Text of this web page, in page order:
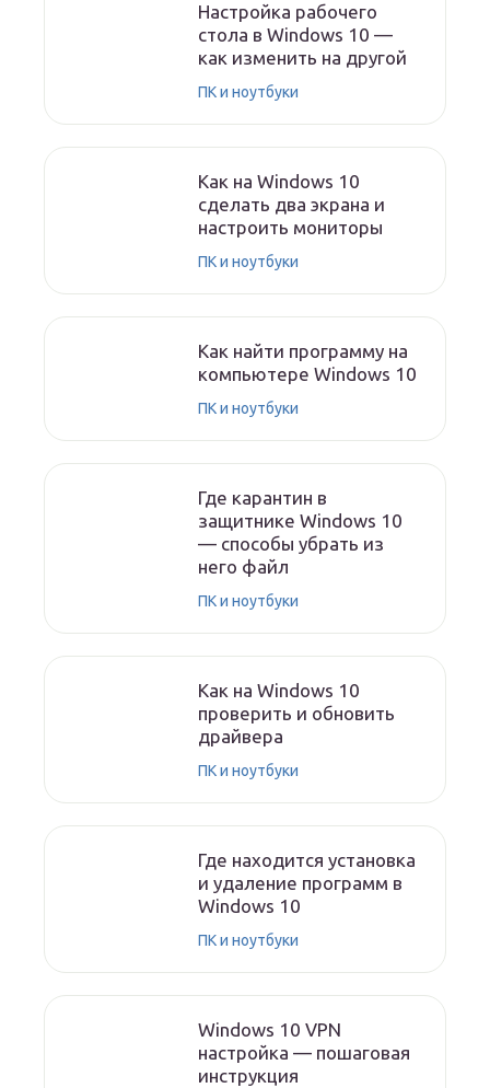
Настройка рабочего
стола в Windows 10 —
как изменить на другой
ПК и ноутбуки
Как на Windows 10
сделать два экрана и
настроить мониторы
ПК и ноутбуки
Как найти программу на
компьютере Windows 10
ПК и ноутбуки
Где карантин в
защитнике Windows 10
— способы убрать из
него файл
ПК и ноутбуки
Как на Windows 10
проверить и обновить
драйвера
ПК и ноутбуки
Где находится установка
и удаление программ в
Windows 10
ПК и ноутбуки
Windows 10 VPN
настройка — пошаговая
инструкция